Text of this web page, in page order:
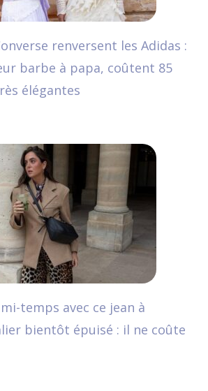
renversent les Adidas :
barbe à papa, coûtent 85
élégantes
temps avec ce jean à
bientôt épuisé : il ne coûte